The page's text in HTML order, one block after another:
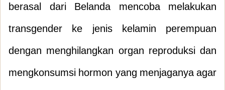
berasal dari Belanda mencoba melakukan
transgender ke jenis kelamin perempuan
dengan menghilangkan organ reproduksi dan
mengkonsumsi hormon yang menjaganya agar